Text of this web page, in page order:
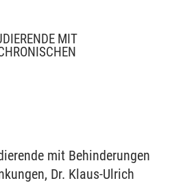
MIT
mit Behinderungen
Dr. Klaus-Ulrich